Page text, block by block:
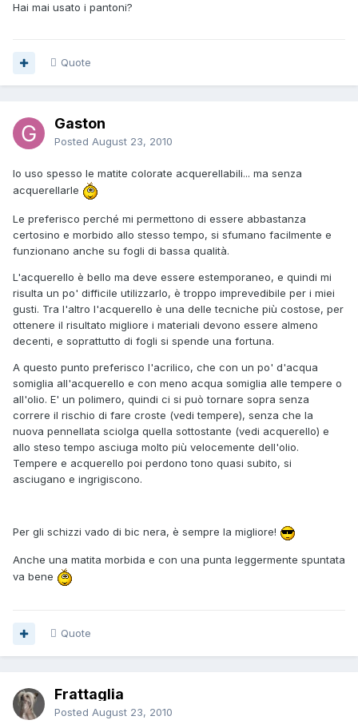
Hai mai usato i pantoni?
Quote
Gaston
Posted August 23, 2010
Io uso spesso le matite colorate acquerellabili... ma senza
acquerellarle
Le preferisco perché mi permettono di essere abbastanza
certosino e morbido allo stesso tempo, si sfumano facilmente e
funzionano anche su fogli di bassa qualità.
L'acquerello è bello ma deve essere estemporaneo, e quindi mi
risulta un po' difficile utilizzarlo, è troppo imprevedibile per i miei
gusti. Tra l'altro l'acquerello è una delle tecniche più costose, per
ottenere il risultato migliore i materiali devono essere almeno
decenti, e soprattutto di fogli si spende una fortuna.
A questo punto preferisco l'acrilico, che con un po' d'acqua
somiglia all'acquerello e con meno acqua somiglia alle tempere o
all'olio. E' un polimero, quindi ci si può tornare sopra senza
correre il rischio di fare croste (vedi tempere), senza che la
nuova pennellata sciolga quella sottostante (vedi acquerello) e
allo steso tempo asciuga molto più velocemente dell'olio.
Tempere e acquerello poi perdono tono quasi subito, si
asciugano e ingrigiscono.
Per gli schizzi vado di bic nera, è sempre la migliore!
Anche una matita morbida e con una punta leggermente spuntata
va bene
Quote
Frattaglia
Posted August 23, 2010